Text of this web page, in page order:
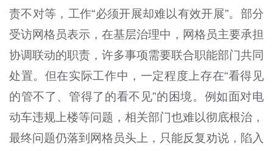
责不对等，工作“必须开展却难以有效开展”。部分
受访网格员表示，在基层治理中，网格员主要承担
协调联动的职责，许多事项需要联合职能部门共同
处置。但在实际工作中，一定程度上存在“看得见
的管不了、管得了的看不见”的困境。例如面对电
动车违规上楼等问题，相关部门也难以彻底根治，
最终问题仍落到网格员头上，只能反复劝说，陷入